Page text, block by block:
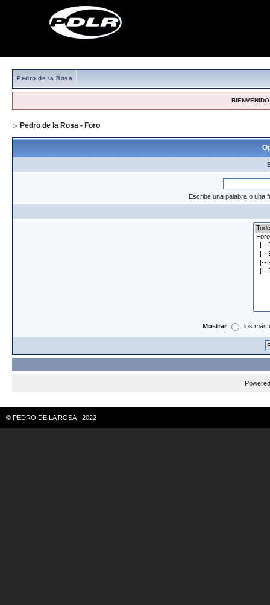
Pedro de la Rosa
Pedro de la Rosa - Foro
Escribe una palabra o una
Mostrar los más
© PEDRO DE LA ROSA - 2022